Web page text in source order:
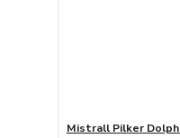
Mistrall Pilker